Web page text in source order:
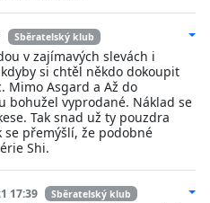
Sběratelský klub
v zajímavých slevách i
si chtěl někdo dokoupit
Mimo Asgard a Až do
bohužel vyprodané. Náklad se
Tak snad už ty pouzdra
se přemýšlí, že podobné
Shi.
17:39 Sběratelský klub